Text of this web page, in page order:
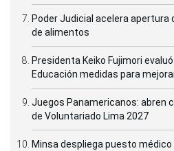
Poder Judicial acelera apertura
de alimentos
Presidenta Keiko Fujimori
Educación medidas para
Juegos Panamericanos: abren
de Voluntariado Lima 2027
Minsa despliega puesto